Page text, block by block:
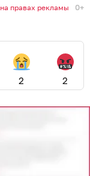
на правах рекламы 0+
2 2